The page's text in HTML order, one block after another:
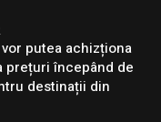
putea achizționa
prețuri începând de
destinații din